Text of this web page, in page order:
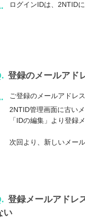
ログインIDは、2NTID
登録のメールアド
ご登録のメールアドレ
2NTID管理画面に古い
「IDの編集」より登録
次回より、新しいメー
登録メールアドレ
い